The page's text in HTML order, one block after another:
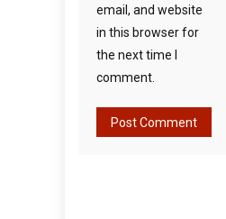
email, and website
in this browser for
the next time I
comment.